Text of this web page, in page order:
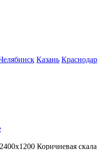
Казань Краснодар
Коричневая скала